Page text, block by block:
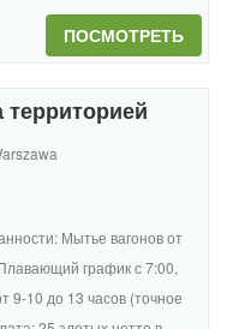
ПОСМОТРЕТЬ
территорией
Мытье вагонов от
график с 7:00,
9-10 до 13 часов (точное